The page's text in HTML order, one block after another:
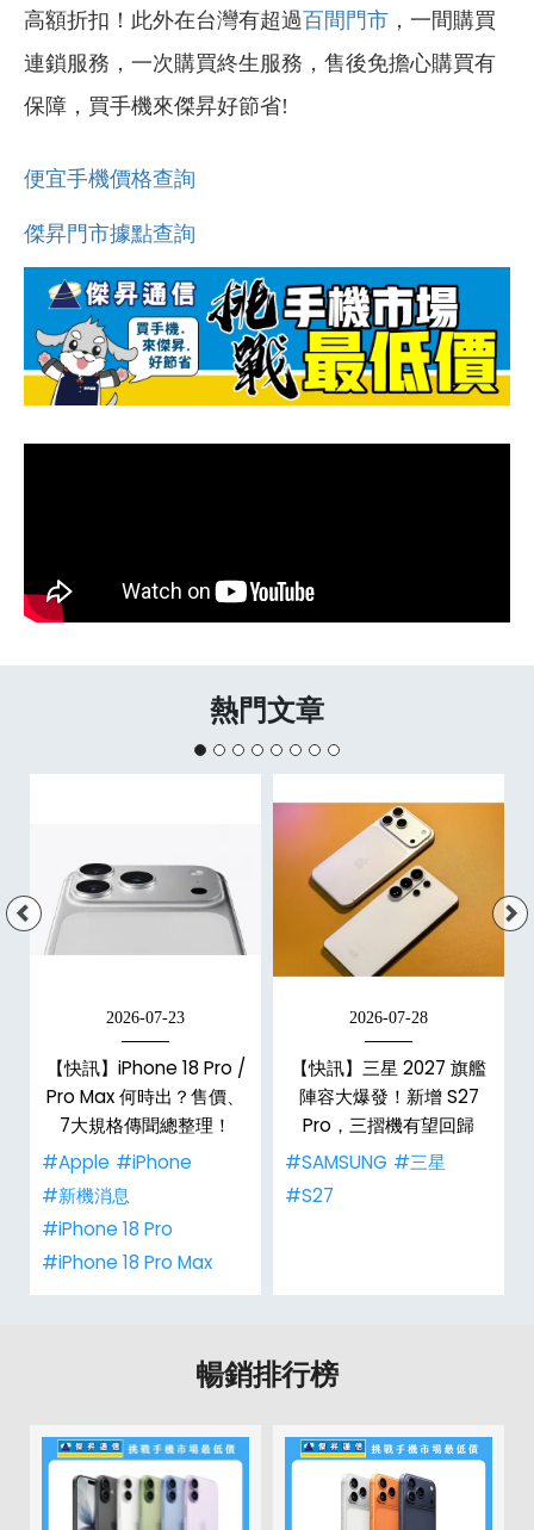
高額折扣！此外在台灣有超過百間門市 ，一間購買
連鎖服務，一次購買終生服務，售後免擔心購買有
保障，買手機來傑昇好節省!
便宜手機價格查詢
傑昇門市據點查詢
熱門文章
2026-07-23
【快訊】iPhone 18 Pro /
Pro Max 何時出？售價、
7大規格傳聞總整理！
#Apple #iPhone
#新機消息
#iPhone 18 Pro
#iPhone 18 Pro Max
2026-07-28
【快訊】三星 2027 旗艦
陣容大爆發！新增 S27
Pro，三摺機有望回歸
#SAMSUNG #三星
#S27
暢銷排行榜